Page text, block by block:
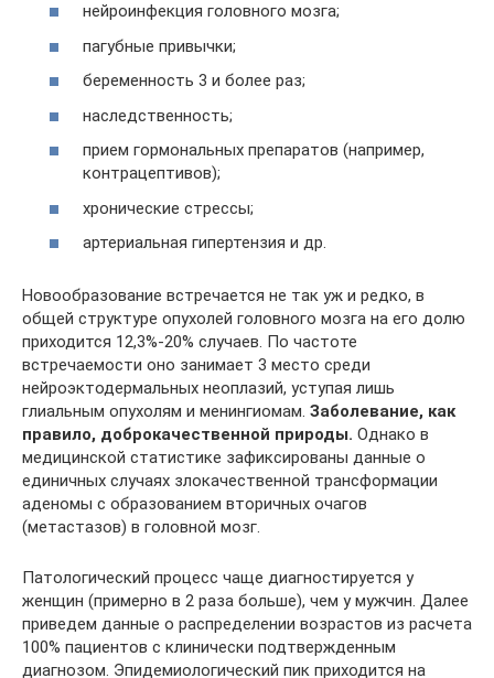
нейроинфекция головного мозга;
пагубные привычки;
беременность 3 и более раз;
наследственность;
прием гормональных препаратов (например,
контрацептивов);
хронические стрессы;
артериальная гипертензия и др.
Новообразование встречается не так уж и редко, в
общей структуре опухолей головного мозга на его долю
приходится 12,3%-20% случаев. По частоте
встречаемости оно занимает 3 место среди
нейроэктодермальных неоплазий, уступая лишь
глиальным опухолям и менингиомам. Заболевание, как
правило, доброкачественной природы. Однако в
медицинской статистике зафиксированы данные о
единичных случаях злокачественной трансформации
аденомы с образованием вторичных очагов
(метастазов) в головной мозг.
Патологический процесс чаще диагностируется у
женщин (примерно в 2 раза больше), чем у мужчин. Далее
приведем данные о распределении возрастов из расчета
100% пациентов с клинически подтвержденным
диагнозом. Эпидемиологический пик приходится на